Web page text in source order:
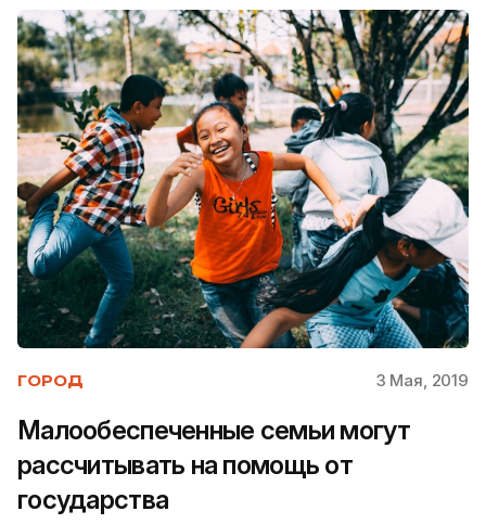
ГОРОД 3 Мая, 2019
Малообеспеченные семьи могут
рассчитывать на помощь от
государства